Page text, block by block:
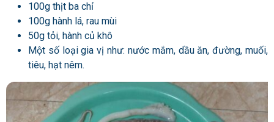
100g thịt ba chỉ
100g hành lá, rau mùi
50g tỏi, hành củ khô
Một số loại gia vị như: nước mắm, dầu ăn, đường, muối,
tiêu, hạt nêm.